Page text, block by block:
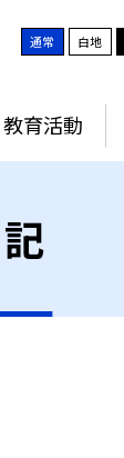
通常 白地
教育活動